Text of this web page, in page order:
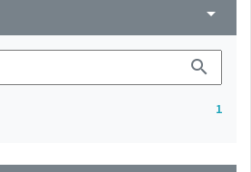
arrow_drop_down
search
1